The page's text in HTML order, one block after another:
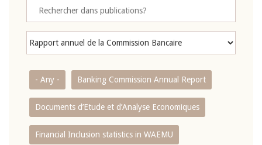
- Any - Banking Commission Annual Report
Documents d’Etude et d’Analyse Economiques
Financial Inclusion statistics in WAEMU